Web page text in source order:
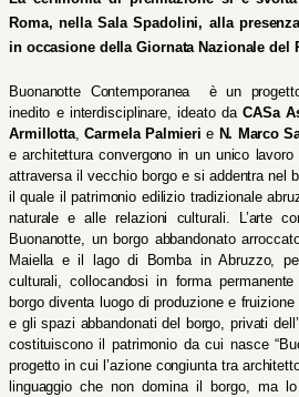
Roma, nella Sala Spadolini, alla
in occasione della Giornata Nazionale del
Buonanotte Contemporanea  è un
inedito e interdisciplinare, ideato da CASa
Armillotta, Carmela Palmieri e N. Marco
e architettura convergono in un unico
attraversa il vecchio borgo e si addentra nel
il quale il patrimonio edilizio tradizionale
naturale e alle relazioni culturali. L’arte
Buonanotte, un borgo abbandonato
Maiella e il lago di Bomba in Abruzzo,
culturali, collocandosi in forma
borgo diventa luogo di produzione e
e gli spazi abbandonati del borgo, privati
costituiscono il patrimonio da cui nasce
progetto in cui l’azione congiunta tra
linguaggio che non domina il borgo, ma